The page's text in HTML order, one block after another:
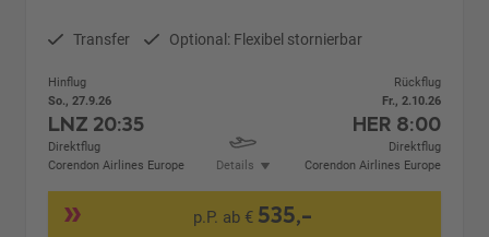
Transfer Optional: Flexibel stornierbar
Hinflug
So., 27.9.26
LNZ 20:35
Direktflug
Corendon Airlines Europe
Details
Rückflug
Fr., 2.10.26
HER 8:00
Direktflug
Corendon Airlines Europe
p.P. ab € 535,-